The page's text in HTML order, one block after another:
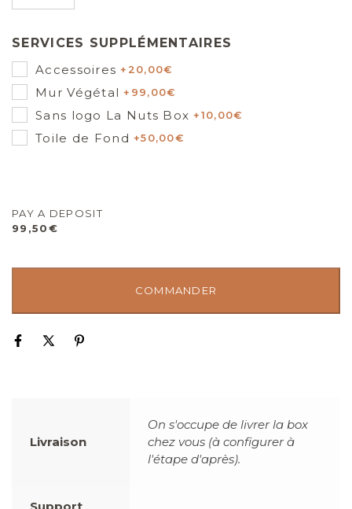
SERVICES SUPPLÉMENTAIRES
Accessoires + 20,00€
Mur Végétal + 99,00€
Sans logo La Nuts Box + 10,00€
Toile de Fond +50,00€
PAY A DEPOSIT
99,50€
COMMANDER
Livraison
On s'occupe de livrer la box
chez vous (à configurer à
l'étape d'après).